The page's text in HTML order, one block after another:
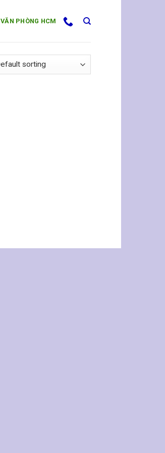
VĂN PHÒNG HCM